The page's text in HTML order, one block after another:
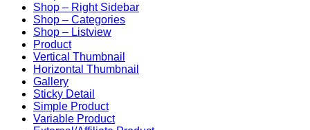
Shop – Right Sidebar
Shop – Categories
Shop – Listview
Product
Vertical Thumbnail
Horizontal Thumbnail
Gallery
Sticky Detail
Simple Product
Variable Product